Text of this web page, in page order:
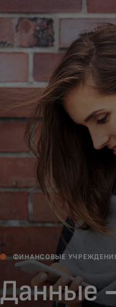
Для вас
Для бизнеса
Для всего
Для новаторов
Новости и
ФИНАНСОВЫЕ
Данные